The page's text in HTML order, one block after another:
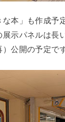
本」も作成予
示パネルは長
公開の予定です